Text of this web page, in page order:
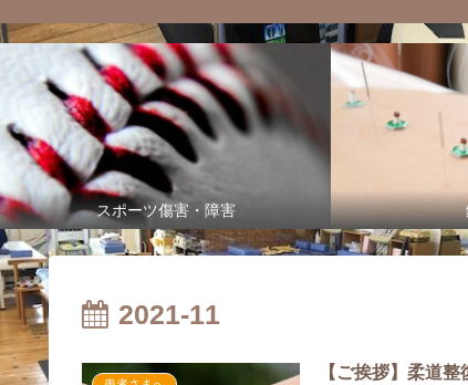
スポーツ傷害・障害
2021-11
【ご挨拶】柔道